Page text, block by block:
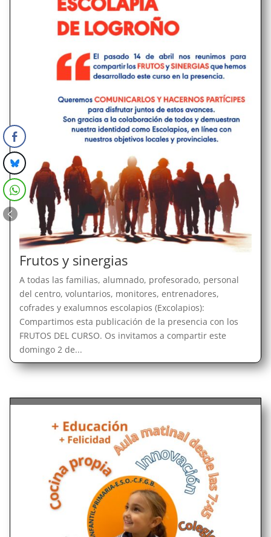
Frutos y sinergias
A todas las familias, alumnado, profesorado, personal
del centro, voluntarios, monitores, entrenadores,
cofrades y exalumnos escolapios (Excolapios):
Compartimos esta publicación de la presencia con los
FRUTOS DEL CURSO. Os invitamos a compartir este
domingo 2 de...